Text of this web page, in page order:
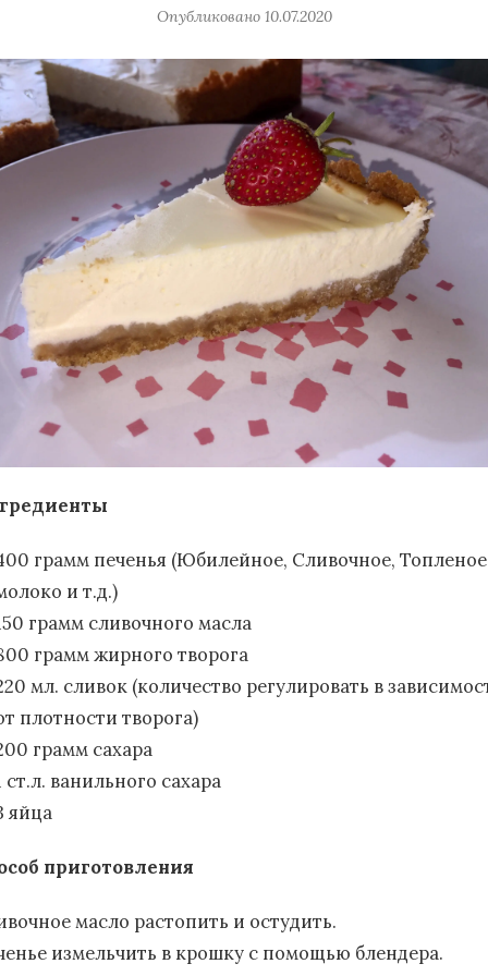
Опубликовано 10.07.2020
грамм печенья (Юбилейное, Сливочное, Топленое
и т.д.)
грамм сливочного масла
грамм жирного творога
мл. сливок (количество регулировать в
плотности творога)
грамм сахара
ст.л. ванильного сахара
яйца
приготовления
масло растопить и остудить.
измельчить в крошку с помощью блендера.